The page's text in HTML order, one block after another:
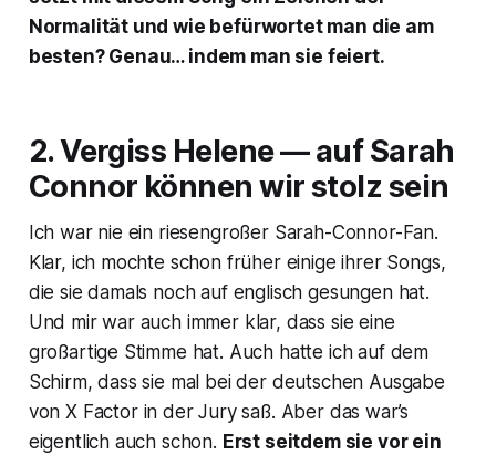
Normalität und wie befürwortet man die am
besten? Genau… indem man sie feiert.
2. Vergiss Helene — auf Sarah
Connor können wir stolz sein
Ich war nie ein riesengroßer Sarah-Connor-Fan.
Klar, ich mochte schon früher einige ihrer Songs,
die sie damals noch auf englisch gesungen hat.
Und mir war auch immer klar, dass sie eine
großartige Stimme hat. Auch hatte ich auf dem
Schirm, dass sie mal bei der deutschen Ausgabe
vonX Factor in der Jury saß. Aber das war’s
eigentlich auch schon. Erst seitdem sie vor ein